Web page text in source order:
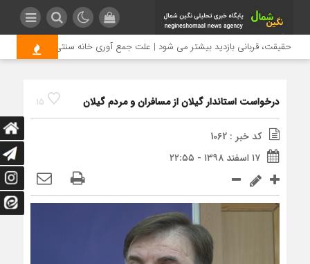
حقیقت، قربانی بازدید بیشتر می شود | علت جمع آوری خانه سنتی باغ ملی
15 درخواست استاندار گیلان از مسافران و مردم‌ گیلان
کد خبر : 1062
۱۷ اسفند ۱۳۹۸ - ۲۲:۵۵